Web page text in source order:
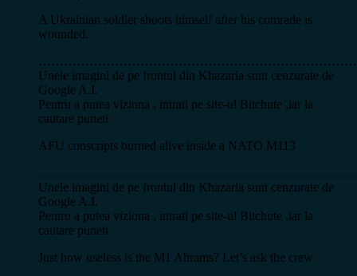
A Ukrainian soldier shoots himself after his comrade is
wounded.
Unele imagini de pe frontul din Khazaria sunt cenzurate de
Google A.I.
Pentru a putea viziona , intrati pe site-ul Bitchute ,iar la
cautare puneti
AFU conscripts burned alive inside a NATO M113
Unele imagini de pe frontul din Khazaria sunt cenzurate de
Google A.I.
Pentru a putea viziona , intrati pe site-ul Bitchute ,iar la
cautare puneti
Just how useless is the M1 Abrams? Let’s ask the crew